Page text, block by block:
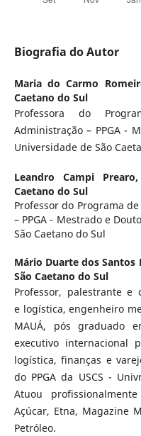
Biografia do Autor
Maria do Carmo
Caetano do Sul
Professora do
Administração – PPGA -
Universidade de São
Leandro Campi Prearo,
Caetano do Sul
Professor do Programa
– PPGA - Mestrado e
São Caetano do Sul
Mário Duarte dos Santos
São Caetano do Sul
Professor, palestrante e
e logística, engenheiro
MAUÁ, pós graduado
executivo internacional
logística, finanças e
do PPGA da USCS -
Atuou
Açúcar, Etna, Magazine
Petróleo.